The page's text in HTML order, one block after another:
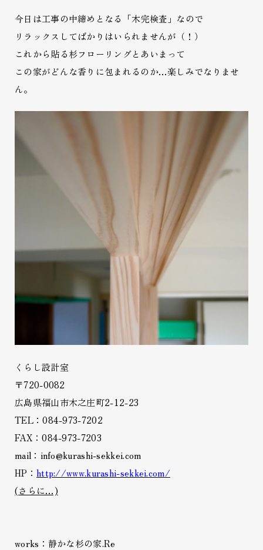
今日は工事の中締めとなる「木完検査」なので
リラックスしてばかりはいられませんが（！）
これから貼る杉フローリングとあいまって
この家がどんな香りに包まれるのか…楽しみでなりませ
ん。
くらし設計室
〒720-0082
広島県福山市木之庄町2-12-23
TEL：084-973-7202
FAX：084-973-7203
mail：info@kurashi-sekkei.com
HP： http://www.kurashi-sekkei.com/
(さらに…)
works：静かな杉の家.Re